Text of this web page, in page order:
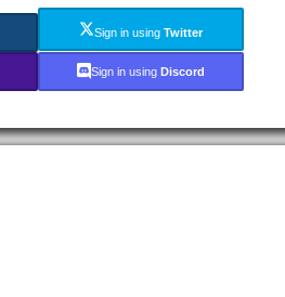
Sign in usingTwitter
Sign in using Discord